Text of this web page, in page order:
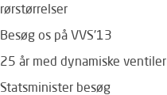
rørstørrelser
Besøg os på VVS'13
25 år med dynamiske ventiler
Statsminister besøg